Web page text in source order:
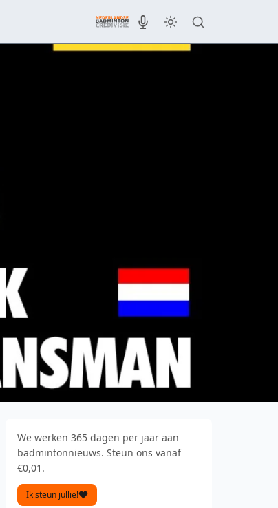
We werken 365 dagen per jaar aan
badmintonnieuws. Steun ons vanaf
€0,01.
Ik steun jullie!